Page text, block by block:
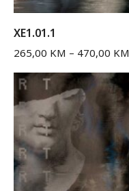
XE1.01.1
265,00 KM – 470,00 KM